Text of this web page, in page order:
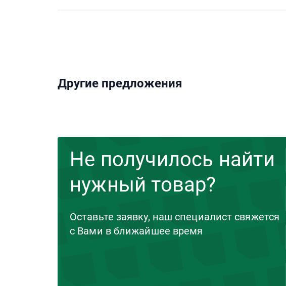
Другие предложения
Не получилось найти
нужный товар?
Оставьте заявку, наш специалист свяжется
с Вами в ближайшее время